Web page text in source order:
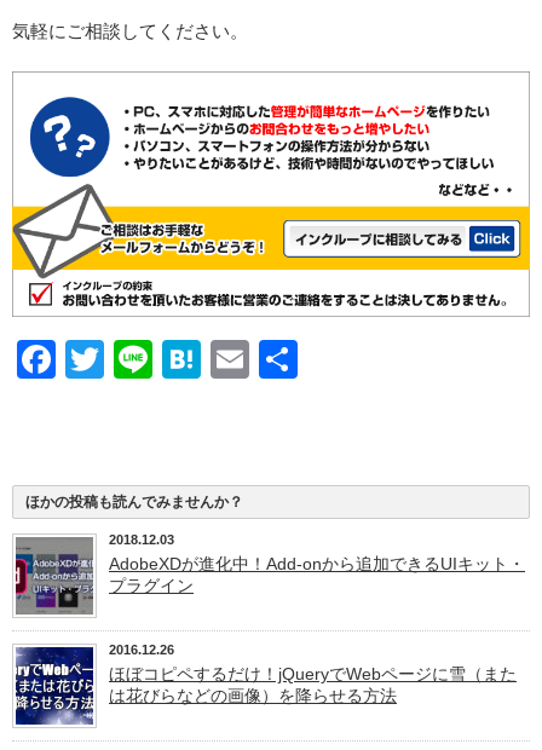
気軽にご相談してください。
Facebook
Twitter
LineHatena
Email
ほかの投稿も読んでみませんか？
2018.12.03
AdobeXDが進化中！Add-onから追加できるUIキット・
プラグイン
2016.12.26
ほぼコピペするだけ！jQueryでWebページに雪（また
は花びらなどの画像）を降らせる方法